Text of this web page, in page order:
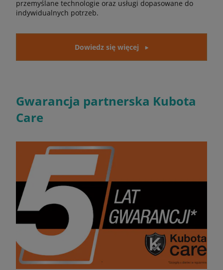
przemyślane technologie oraz usługi dopasowane do
indywidualnych potrzeb.
Dowiedz się więcej
Gwarancja partnerska Kubota
Care